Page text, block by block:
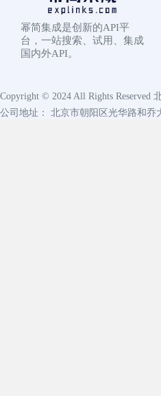
幂简集成是创新的API平
台，一站搜索、试用、集成
国内外API。
Copyright © 2024 All Rights Reserved
公司地址： 北京市朝阳区光华路和乔